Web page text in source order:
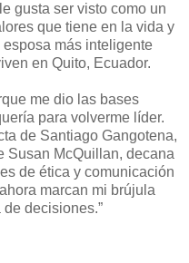
gusta ser visto como un
que tiene en la vida y
más inteligente
en Quito, Ecuador.
me dio las bases
para volverme líder.
de Santiago Gangotena,
Susan McQuillan, decana
de ética y comunicación
marcan mi brújula
decisiones.”